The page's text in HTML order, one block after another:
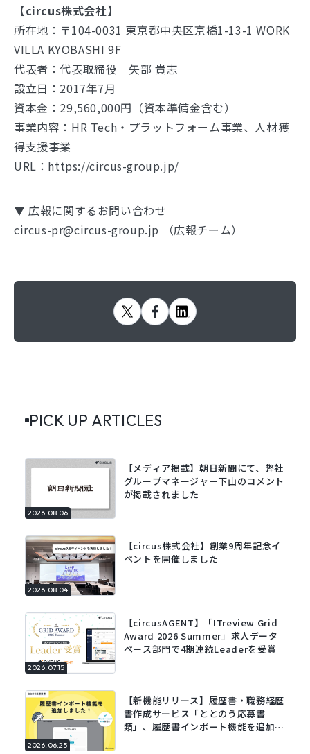
【circus株式会社】
所在地：〒104-0031 東京都中央区京橋1-13-1 WORK
VILLA KYOBASHI 9F
代表者：代表取締役 矢部 貴志
設立日：2017年7月
資本金：29,560,000円（資本準備金含む）
事業内容：HR Tech・プラットフォーム事業、人材獲
得支援事業
URL：https://circus-group.jp/
▼ 広報に関するお問い合わせ
circus-pr@circus-group.jp （広報チーム）
PICK UP ARTICLES
2026.08.06
【メディア掲載】朝日新聞にて、弊社
グループマネージャー下山のコメント
が掲載されました
2026.08.04
【circus株式会社】創業9周年記念イ
ベントを開催しました
2026.07.15
【circusAGENT】「ITreview Grid
Award 2026 Summer」求人データ
ベース部門で4期連続Leaderを受賞
2026.06.25
【新機能リリース】履歴書・職務経歴
書作成サービス「ととのう応募書
類」、履歴書インポート機能を追加。